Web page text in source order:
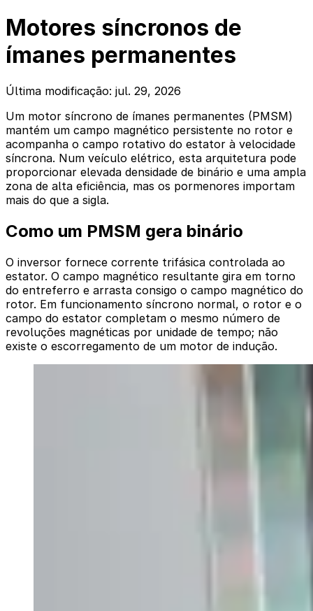
Motores síncronos de
ímanes permanentes
Última modificação: jul. 29, 2026
Um motor síncrono de ímanes permanentes (PMSM)
mantém um campo magnético persistente no rotor e
acompanha o campo rotativo do estator à velocidade
síncrona. Num veículo elétrico, esta arquitetura pode
proporcionar elevada densidade de binário e uma ampla
zona de alta eficiência, mas os pormenores importam
mais do que a sigla.
Como um PMSM gera binário
O inversor fornece corrente trifásica controlada ao
estator. O campo magnético resultante gira em torno
do entreferro e arrasta consigo o campo magnético do
rotor. Em funcionamento síncrono normal, o rotor e o
campo do estator completam o mesmo número de
revoluções magnéticas por unidade de tempo; não
existe o escorregamento de um motor de indução.